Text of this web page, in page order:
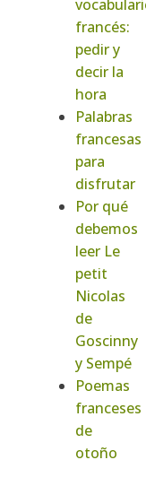
francés:
pedir y
decir la
hora
Palabras
francesas
para
disfrutar
Por qué
debemos
leer Le
petit
Nicolas
de
Goscinny
y Sempé
Poemas
franceses
de
otoño